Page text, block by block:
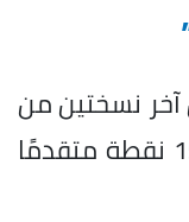
آخر نسختين من
المونديال، يتصدر مجموعته بـ15 نقطة متقدمًا